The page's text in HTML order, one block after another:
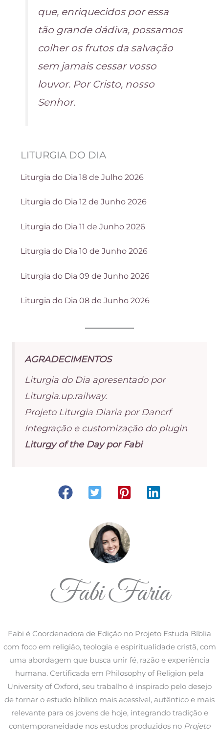
que, enriquecidos por essa
tão grande dádiva, possamos
colher os frutos da salvação
sem jamais cessar vosso
louvor. Por Cristo, nosso
Senhor.
LITURGIA DO DIA
Liturgia do Dia 18 de Julho 2026
Liturgia do Dia 12 de Junho 2026
Liturgia do Dia 11 de Junho 2026
Liturgia do Dia 10 de Junho 2026
Liturgia do Dia 09 de Junho 2026
Liturgia do Dia 08 de Junho 2026
AGRADECIMENTOS
Liturgia do Dia apresentado por
Liturgia.up.railway.
Projeto Liturgia Diaria por Dancrf
Integração e customização do plugin
Liturgy of the Day por Fabi
Fabi Faria
Fabi é Coordenadora de Edição no Projeto Estuda Bíblia
com foco em religião, teologia e espiritualidade cristã, com
uma abordagem que busca unir fé, razão e experiência
humana. Certificada em Philosophy of Religion pela
University of Oxford, seu trabalho é inspirado pelo desejo
de tornar o estudo bíblico mais acessível, autêntico e mais
relevante para os jovens de hoje, integrando tradição e
contemporaneidade nos estudos produzidos no Projeto